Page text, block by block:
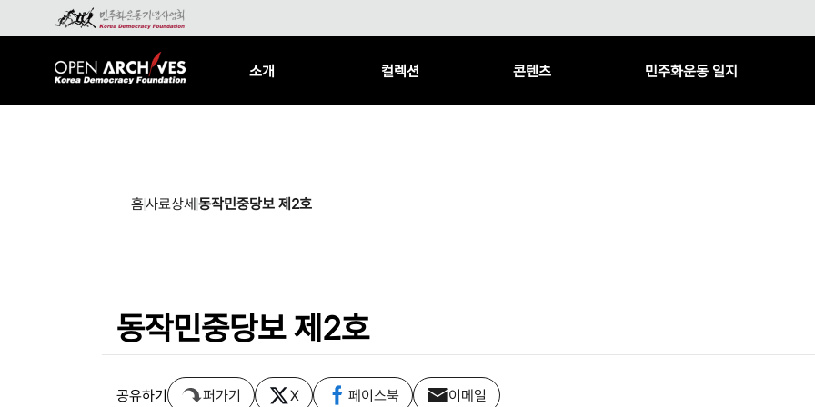
소개 컬렉션 콘텐츠 민주화운동 일지
홈사료상세동작민중당보 제2호
동작민중당보 제2호
공유하기 퍼가기 X 페이스북 이메일